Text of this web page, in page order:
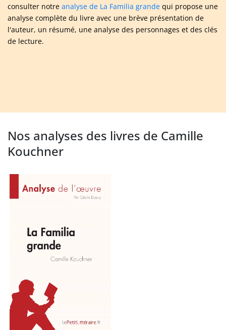
consulter notre analyse de La Familia grande qui propose une
analyse complète du livre avec une brève présentation de
l'auteur, un résumé, une analyse des personnages et des clés
de lecture.
Nos analyses des livres de Camille
Kouchner